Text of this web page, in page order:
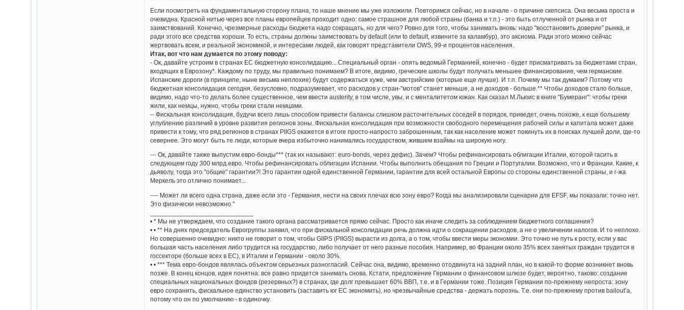
Если посмотреть на фундаментальную сторону плана, то наше мнение мы уже изложили. Повторимся сейчас, но в начале - о причине скепсиса. Она весьма проста и
очевидна. Красной нитью через все планы европейцев проходит одно: самое страшное для любой страны (банка и т.п.) - это быть отлученной от рынка и от
заимствований. Конечно, чрезмерные расходы бюджета надо сокращать, но для чего? Ровно для того, чтобы занимать вновь: надо "восстановить доверие" рынка, и
ради этого все средства хороши. То есть, страны должны заимствовать by default (или to default, извините за каламбур), это аксиома. Ради этого можно сейчас
жертвовать всем, и реальной экономикой, и интересами людей, как говорят представители OWS, 99-и процентов населения.
Итак, вот что нам думается по этому поводу:
- Ок, давайте устроим в странах ЕС бюджетную консолидацию... Специальный орган - опять ведомый Германией, конечно - будет присматривать за бюджетами стран,
входящих в Еврозону*. Каждому по труду, мы правильно понимаем? В итоге, видимо, греческие школы будут получать меньшее финансирование, чем германские.
Испанские дороги (в принципе, ныне весьма неплохие) будут содержаться хуже, чем австрийские (которые еще лучше). И т.п. Почему мы так думаем? Потому что
бюджетная консолидация сегодня, безусловно, подразумевает, что расходов у стран-"мотов" станет меньше, а не доходов - больше.** Чтобы доходов стало больше,
видимо, надо что-то делать более существенное, чем ввести austerity, в том числе, увы, и с менталитетом южан. Как сказал М.Льюис в книге "Бумеранг": чтобы греки
жили, как немцы, нужно, чтобы греки стали немцами.
-- Фискальная консолидация, будучи всего лишь способом привести балансы слишком расточительных соседей в порядок, приведет, очень похоже, к еще большему
углублению различий в уровне развития регионов зоны. Фискальная консолидация при возможности свободного перемещения рабочей силы и капитала может даже
привести к тому, что ряд регионов в странах PIIGS окажется в итоге просто-напросто заброшенным, так как население может покинуть их в поисках лучшей доли, где-то
севернее. Это могут быть те люди, которые вчера избыточно нанимались государством, жившем взаймы на широкую ногу.
--- Ок, давайте также выпустим евро-бонды*** (так их называют: euro-bonds, через дефис). Зачем? Чтобы рефинансировать облигации Италии, которой гасить в
следующем году 300 млрд.евро. Чтобы рефинансировать облигации Испании. Чтобы выполнить обещания по Греции и Португалии. Возможно, что и Франции. Какие, к
дьяволу, тогда это "общие" гарантии?! Это гарантии одной единственной Германии, гарантии для всей остальной Европы со стороны единственной страны, и г-жа
Меркель это отлично понимает...
---- Может ли всего одна страна, даже если это - Германия, нести на своих плечах всю зону евро? Когда мы анализировали сценарии для EFSF, мы показали: точно нет.
Это физически невозможно."
• * Мы не утверждаем, что создание такого органа рассматривается прямо сейчас. Просто как иначе следить за соблюдением бюджетного соглашения?
• • ** На днях председатель Еврогруппы заявил, что при фискальной консолидации речь должна идти о сокращении расходов, а не о увеличении налогов. И то неплохо.
Но совершенно очевидно: никто не говорит о том, чтобы GIIPS (PIIGS) вырасти из долга, а о том, чтобы ввести меры экономии. Это точно не путь к росту, если у вас
большая часть населения либо трудится на государство, либо получает от него разные пособия. Например, во Франции около 35% всех занятых граждан трудится в
госсекторе (больше всех в ЕС), в Италии и Германии - около 30%.
• • *** Тема евро-бондов являлась объектом серьезных разногласий. Сейчас она, видимо, временно отодвинута на задний план, но в какой-то форме возникнет вновь
позже. В конец концов, идея понятна: все равно придется занимать снова. Кстати, предложение Германии о финансовом шлюзе будет, вероятно, таково: создание
специальных национальных фондов (резервных?) в странах, где долг превышает 60% ВВП, т.е. и в Германии тоже. Позиция Германии по-прежнему непроста: зону
евро сохранить, фискальное единство установить (заставить юг ЕС экономить), но чрезвычайные средства - держать порознь. Т.е. они по-прежнему против bailout’а,
потому что он по умолчанию - в одиночку.